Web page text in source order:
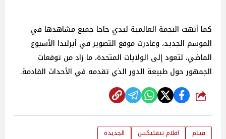
كما أنهت النجمة العالمية ليدي جاجا جميع مشاهدها في
الموسم الجديد، وغادرت موقع التصوير في أيرلندا الأسبوع
الماضي، لتعود إلى الولايات المتحدة، ما زاد من توقعات
الجمهور حول طبيعة الدور الذي تقدمه في الأحداث القادمة.
شارك
فيلم افلام نتفليكس الجديدة